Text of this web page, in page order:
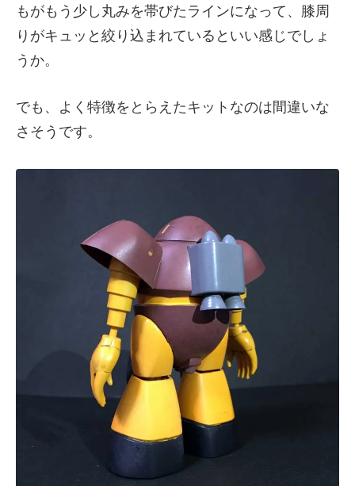
もがもう少し丸みを帯びたラインになって、膝周
りがキュッと絞り込まれているといい感じでしょ
うか。
でも、よく特徴をとらえたキットなのは間違いな
さそうです。